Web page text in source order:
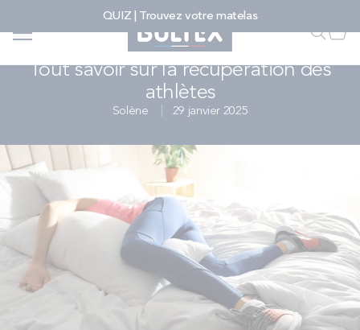
QUIZ | Trouvez votre matelas
Faire
FAIRE UNE RECHERCHE
MATELAS
SOMMIERS
ENSEMBLES
Tout savoir sur la récupération des athlètes
SPORT, SCIENCE & PERFORMANCE
Tout savoir sur la récupération des
athlètes
Solène 29 janvier 2025